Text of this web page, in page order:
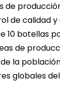
de
de calidad y
10 botellas
de
la
globales